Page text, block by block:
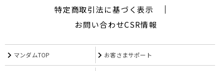
特定商取引法に基づく表示
お問い合わせCSR情報
マンダムTOP お客さまサポート